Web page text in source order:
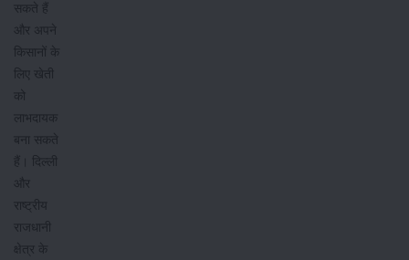
सकते हैं
और अपने
किसानों के
लिए खेती
को
लाभदायक
बना सकते
हैं। दिल्ली
और
राष्ट्रीय
राजधानी
क्षेत्र के